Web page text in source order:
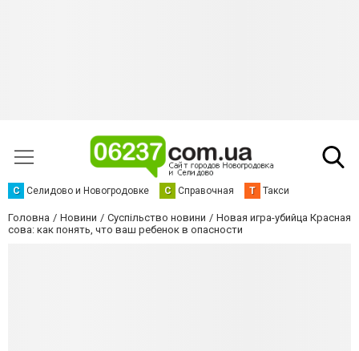
С Селидово и Новогродовке С Справочная Т Такси
Головна Новини Суспільство новини
Новая игра-убийца Красная
сова: как понять, что ваш ребенок в опасности